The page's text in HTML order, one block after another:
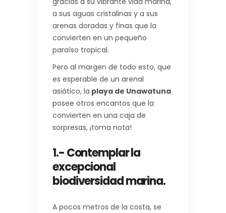
a sus aguas cristalinas y a sus
arenas doradas y finas que la
convierten en un pequeño
paraíso tropical.
Pero al margen de todo esto, que
es esperable de un arenal
asiático, la playa de Unawatuna
posee otros encantos que la
convierten en una caja de
sorpresas, ¡toma nota!
1.- Contemplar la
excepcional
biodiversidad marina.
A pocos metros de la costa, se